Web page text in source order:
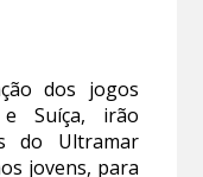
dos jogos
Suíça, irão
do Ultramar
jovens, para